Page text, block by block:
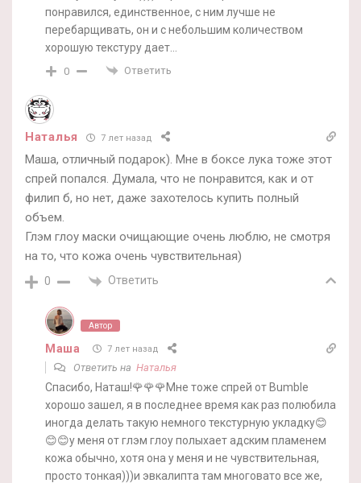
понравился, единственное, с ним лучше не
перебарщивать, он и с небольшим количеством
хорошую текстуру дает…
0 Ответить
Наталья 7 лет назад
Маша, отличный подарок). Мне в боксе лука тоже этот
спрей попался. Думала, что не понравится, как и от
филип б, но нет, даже захотелось купить полный
объем.
Глэм глоу маски очищающие очень люблю, не смотря
на то, что кожа очень чувствительная)
0 Ответить
Автор
Маша 7 лет назад
Ответить на Наталья
Спасибо, Наташ!🌹🌹🌹Мне тоже спрей от Bumble
хорошо зашел, я в последнее время как раз полюбила
иногда делать такую немного текстурную укладку😊
😊😊у меня от глэм глоу полыхает адским пламенем
кожа обычно, хотя она у меня и не чувствительная,
просто тонкая)))и эвкалипта там многовато все же,